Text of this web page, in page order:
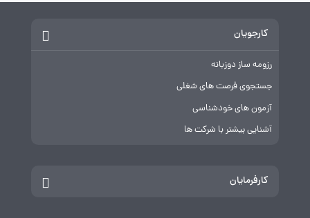
کارجویان
رزومه ساز دوزبانه
جستجوی فرصت های شغلی
آزمون های خودشناسی
آشنایی بیشتر با شرکت ها
کارفرمایان